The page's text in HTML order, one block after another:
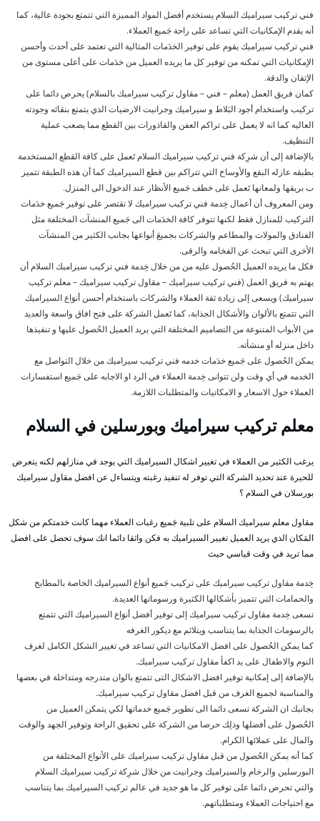
فني تركيب سيراميك السلام يستخدم أفضل المواد المميزة التي تتمتع بجودة عالية، كما
أنه يقدم الإمكانيات التي تساعد على راحة جَميع العملاء.
فني تركيب سيراميك يقوم على توفير الخدَمات المثالية التي تعتمد على أحدث وأحسن
الإمكانيات التي تمكنه من توفير كل ما يريده العميل من خدَمات على أعلى مستوى من
الإتقان والدقة.
كمان فريق العمل (معلم – فني – مقاول تركيب سيراميك بالسلام) يحرص دائما على
تركيب واستخدام أجود البَلاط و سيراميك وجرانيت الارضيات الذي يتمتع بنقائه وجودته
العاليه كما انه لا يعمل على تراكم العفن والقاذورات بين القطع مما يصعب عملية
التنظيف.
بالإضافة إلى أن شرِكة فني تركيب سيراميك السلام تَعمل على كافة القطع المستخدمة
بطبقه عازله البقع والأوساخ التي تتراكم بين قطع السيراميك كما أن هذه الطبقة تتميز
ب بريقها ولمعانها تَعمل على خطف جَميع الأنظار عند الدخول الى المنزل.
ومن المعروف أن أعمال خِدمة فني تركيب سيراميك لا تقتصر على توفير جَميع خدَمات
التركيب للمنازل فقط لكنها تتوفر كافة الخدَمات الى جَميع المنشآت المختلفة مثل
الفنادق والمولات والمطاعم والشركات بجميعَ أنواعها بجانب الكثير من المنشآت
الأخرى التي تبحث عن الفخامه والرقى.
فكل ما يريده العميل الحُصول عليه من من خلال خِدمة فني تركيب سيراميك السلام أن
يهتم به فريق العمل (فني تركيب سيراميك – مقاول تركيب سيراميك – معلم تركيب
سيراميك) ويسعى إلى زيادة ثقة العملاء والشركات باستخدام أحسن أنوَاع السيراميك
التي تتمتع بالألوان والأشكال الجذابة، كما تَعمل الشركة على فتح افاق واسعة والعديد
من الأبواب المتنوعة من التصاميم المختلفة التي يريد العميل الحُصول عليها و تنفيذها
داخل منزله أو منشأته.
يمكن الحُصول على جَميع خدَمات خدمه فني تركيب سيراميك من خلال التواصل مع
الخدمه في أي وقت ولن تتوانى خِدمة العملاء في الرد او الاجابه على جَميع استفسارات
العملاء حول الاسعار و الامكانيات والمتطلبات اللازمة.
معلم تركيب سيراميك وبورسلين في السلام
يرغب الكثير من العملاء في تغيير اشكال السيراميك التي يوجد في منازلهم لكنه يتعرض
للحيرة عند تحديد الشركة التي توفر له تنفيذ رغبته ويتساءل عن افضل مقاول سيراميك
بورسلان في السلام ؟
مقاول معلم سيراميك السلام على تلبية جَميع رغبات العملاء مهما كانت خدمتكم من شكل
المَكان الذي يريد العميل تغيير السيراميك به فكن واثقا دائما انك سوف تحصل على افضل
مما تريد في وقت قياسي حيث
خِدمة مقاول تركيب سيراميك على تركيب جَميع أنوَاع السيراميك الخاصة بالمطابخ
والحمامات التي تتميز بأشكالها الكثيرة ورسوماتها العديدة.
تسعى خِدمة مقاول تركيب سيراميك إلى توفير أفضل أنوَاع السيراميك التي تتمتع
بالرسومات الجذابة بما يتناسب ويتلائم مع ديكور الغرفه
كما يمكن الحُصول على افضل الامكانيات التي تساعد في تغيير الشكل الكامل لغرف
النوم والاطفال على يد اكفأ مقاول تركيب سيراميك.
بالإضافة إلى إمكانية توفير افضل الاشكال التى تتمتع بالوان متدرجه ومتداخلة في بعضها
والمناسبة لجميع الغرف من قبل افضل مقاول تركيب سيراميك.
بجانبك ان الشركة تسعى دائما الى تطوير جَميع خدماتها لكي يتمكن العميل من
الحُصول على أفضلها وذلِك حرصا من الشركة على تحقيق الراحة وتوفير الجهد والوقت
والمال على عملائها الكرام.
كما أنه يمكن الحُصول من قبل مقاول تركيب سيراميك على الأنواع المختلفة من
البورسلين والرخام والسيراميك وجرانيت من خلال شرِكة تركيب سيراميك السلام
والتي تحرص دائما على توفير كل ما هو جديد في عالم تركيب السيراميك بما يتناسب
مع احتياجات العملاء ومتطلباتهم.